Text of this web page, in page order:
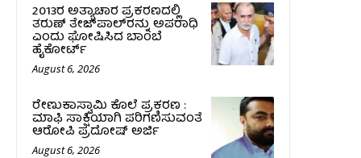
2013ರ ಅತ್ಯಾಚಾರ ಪ್ರಕರಣದಲ್ಲಿ
ತರುಣ್ ತೇಜ್‌ಪಾಲ್‌ರನ್ನು ಅಪರಾಧಿ
ಎಂದು ಘೋಷಿಸಿದ ಬಾಂಬೆ
ಹೈಕೋರ್ಟ್
August 6, 2026
ರೇಣುಕಾಸ್ವಾಮಿ ಕೊಲೆ ಪ್ರಕರಣ :
ಮಾಫಿ ಸಾಕ್ಷಿಯಾಗಿ ಪರಿಗಣಿಸುವಂತೆ
ಆರೋಪಿ ಪ್ರದೋಷ್‌ ಅರ್ಜಿ
August 6, 2026